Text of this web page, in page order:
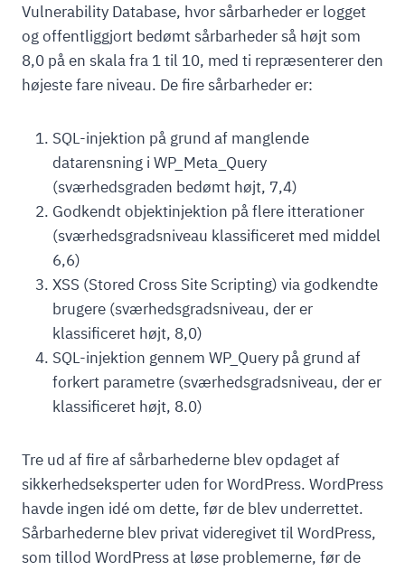
Vulnerability Database, hvor sårbarheder er logget
og offentliggjort bedømt sårbarheder så højt som
8,0 på en skala fra 1 til 10, med ti repræsenterer den
højeste fare niveau. De fire sårbarheder er:
SQL-injektion på grund af manglende
datarensning i WP_Meta_Query
(sværhedsgraden bedømt højt, 7,4)
Godkendt objektinjektion på flere itterationer
(sværhedsgradsniveau klassificeret med middel
6,6)
XSS (Stored Cross Site Scripting) via godkendte
brugere (sværhedsgradsniveau, der er
klassificeret højt, 8,0)
SQL-injektion gennem WP_Query på grund af
forkert parametre (sværhedsgradsniveau, der er
klassificeret højt, 8.0)
Tre ud af fire af sårbarhederne blev opdaget af
sikkerhedseksperter uden for WordPress. WordPress
havde ingen idé om dette, før de blev underrettet.
Sårbarhederne blev privat videregivet til WordPress,
som tillod WordPress at løse problemerne, før de